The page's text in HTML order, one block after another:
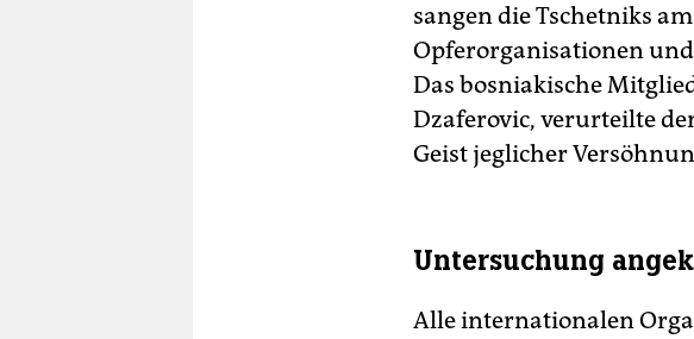
sangen die Tschetniks
Opferorganisationen
Das bosniakische
Dzaferovic, verurteilte
Geist jeglicher
Untersuchung
Alle internationalen